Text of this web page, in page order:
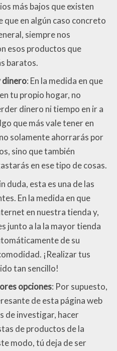
más bajos que existen
que en algún caso concreto
siempre nos
esos productos que
baratos.
dinero: En la medida en que
tu propio hogar, no
dinero ni tiempo en ir a
que más vale tener en
solamente ahorrarás por
sino que también
en ese tipo de cosas.
duda, esta es una de las
En la medida en que
en nuestra tienda y,
junto a la la mayor tienda
de su
¡Realizar tus
tan sencillo!
opciones: Por supuesto,
de esta página web
de investigar, hacer
de productos de la
modo, tú deja de ser